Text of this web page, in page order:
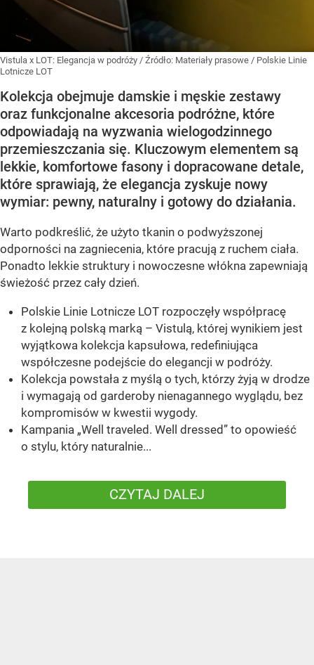
Vistula x LOT: Elegancja w podróży / Źródło: Materiały prasowe / Polskie Linie
Lotnicze LOT
Kolekcja obejmuje damskie i męskie zestawy
oraz funkcjonalne akcesoria podróżne, które
odpowiadają na wyzwania wielogodzinnego
przemieszczania się. Kluczowym elementem są
lekkie, komfortowe fasony i dopracowane detale,
które sprawiają, że elegancja zyskuje nowy
wymiar: pewny, naturalny i gotowy do działania.
Warto podkreślić, że użyto tkanin o podwyższonej
odporności na zagniecenia, które pracują z ruchem ciała.
Ponadto lekkie struktury i nowoczesne włókna zapewniają
świeżość przez cały dzień.
Polskie Linie Lotnicze LOT rozpoczęły współpracę
z kolejną polską marką – Vistulą, której wynikiem jest
wyjątkowa kolekcja kapsułowa, redefiniująca
współczesne podejście do elegancji w podróży.
Kolekcja powstała z myślą o tych, którzy żyją w drodze
i wymagają od garderoby nienagannego wyglądu, bez
kompromisów w kwestii wygody.
Kampania „Well traveled. Well dressed” to opowieść
o stylu, który naturalnie...
CZYTAJ DALEJ